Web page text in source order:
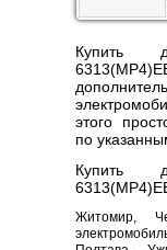
Купить
этого
по
Купить
Житомир,